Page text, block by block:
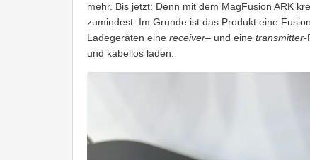
mehr. Bis jetzt: Denn mit dem MagFusion ARK
zumindest. Im Grunde ist das Produkt eine Fusion
Ladegeräten eine receiver– und eine transmitter-
und kabellos laden.